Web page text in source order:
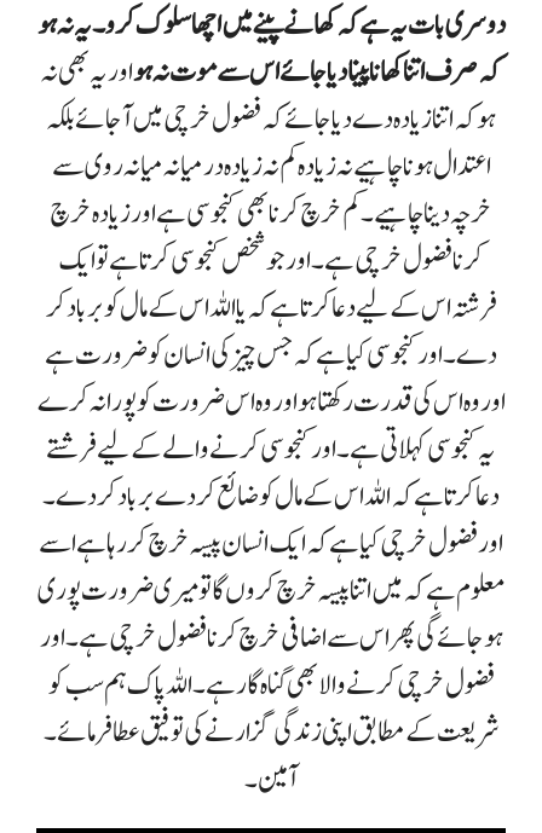
دوسری بات یہ ہے کہ کھانے پینے میں اچھا سلوک کرو ۔ یہ نہ ہو
کہ صرف اتنا کھانا پینا دیا جائےاس سے موت نہ ہواور یہ بھی نہ
ہو کہ اتنا زیادہ دے دیا جائے کہ فضول خرچی میں آجائے بلکہ
اعتدال ہونا چاہیے نہ زیادہ کم نہ زیادہ درمیانہ میانہ روی سے
خرچہ دینا چاہیے ۔ کم خرچ کرنا بھی کنجوسی ہے اور زیادہ خرچ
کرنا فضول خرچی ہے ۔ اور جو شخص کنجوسی کرتا ہے تو ایک
فرشتہ اس کے لیے دعا کرتا ہے کہ یا اللہ اس کے مال کو برباد کر
دے ۔ اور کنجوسی کیا ہے کہ جس چیز کی انسان کو ضرورت ہے
اور وہ اس کی قدرت رکھتا ہو اور وہ اس ضرورت کو پورا نہ کرے
یہ کنجوسی کہلاتی ہے ۔اور کنجوسی کرنے والے کے لیے فرشتے
دعا کرتا ہے کہ اللہ اس کے مال کو ضائع کردے برباد کر دے ۔
اور فضول خرچی کیا ہے کہ ایک انسان پیسہ خرچ کر رہا ہے اسے
معلوم ہے کہ میں اتنا پیسہ خرچ کروں گا تو میری ضرورت پوری
ہو جائے گی پھر اس سے اضافی خرچ کرنا فضول خرچی ہے ۔ اور
فضول خرچی کرنے والا بھی گناہ گار ہے ۔ اللہ پاک ہم سب کو
شریعت کے مطابق اپنی زندگی گزارنے کی توفیق عطا فرمائے۔
آمین ۔